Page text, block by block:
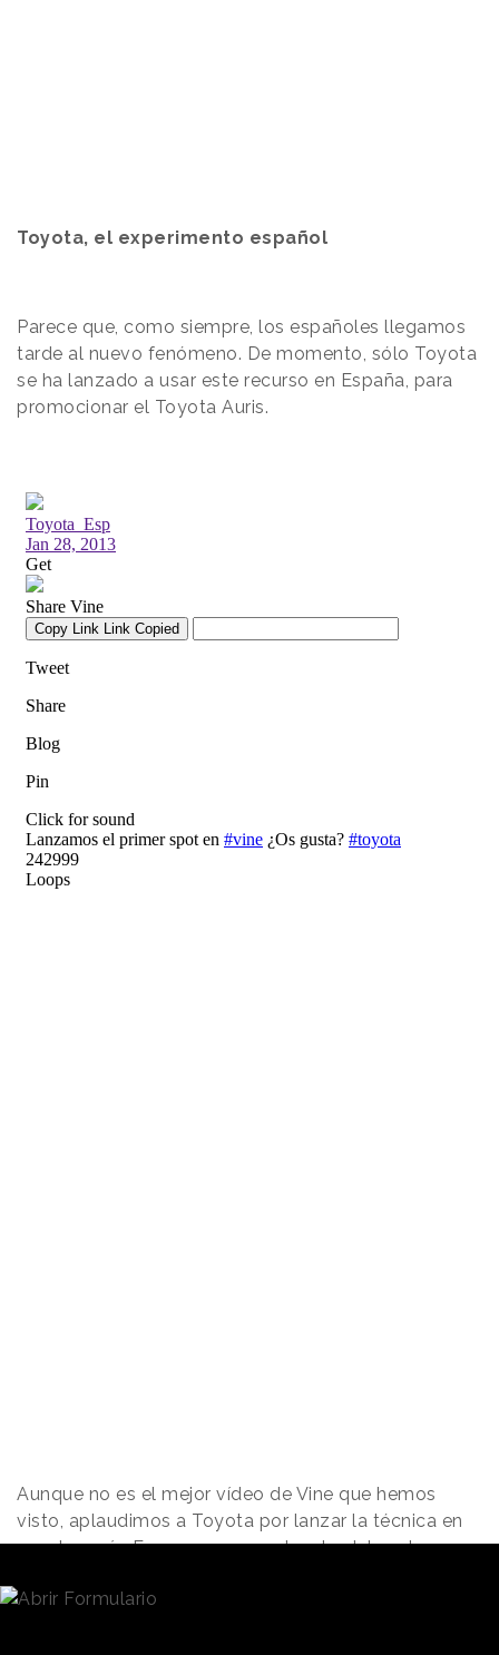
Toyota, el experimento español
Parece que, como siempre, los españoles llegamos
tarde al nuevo fenómeno. De momento, sólo Toyota
se ha lanzado a usar este recurso en España, para
promocionar el Toyota Auris.
Aunque no es el mejor vídeo de Vine que hemos
visto, aplaudimos a Toyota por lanzar la técnica en
nuestro país. Esperamos que el resto del sector se